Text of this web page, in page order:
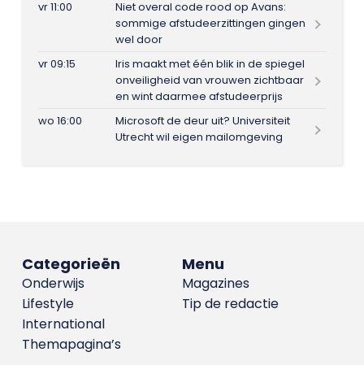
vr 11:00
Niet overal code rood op Avans:
sommige afstudeerzittingen gingen
wel door
vr 09:15
Iris maakt met één blik in de spiegel
onveiligheid van vrouwen zichtbaar
en wint daarmee afstudeerprijs
wo 16:00
Microsoft de deur uit? Universiteit
Utrecht wil eigen mailomgeving
Menu
Magazines
Tip de redactie
Categorieën
Onderwijs
Lifestyle
International
Themapagina’s